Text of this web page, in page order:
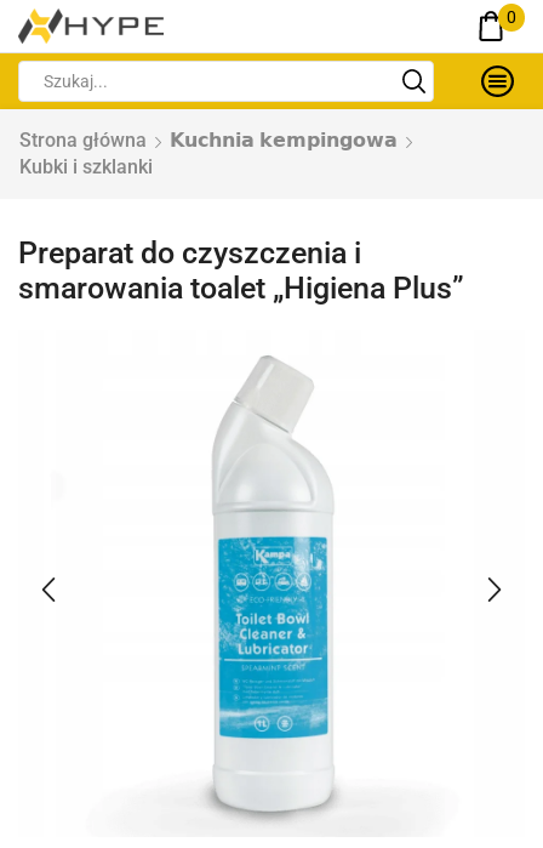
0
Strona główna
𝗞𝘂𝗰𝗵𝗻𝗶𝗮 𝗸𝗲𝗺𝗽𝗶𝗻𝗴𝗼𝘄𝗮
Kubki i szklanki
Preparat do czyszczenia i
smarowania toalet „Higiena Plus”